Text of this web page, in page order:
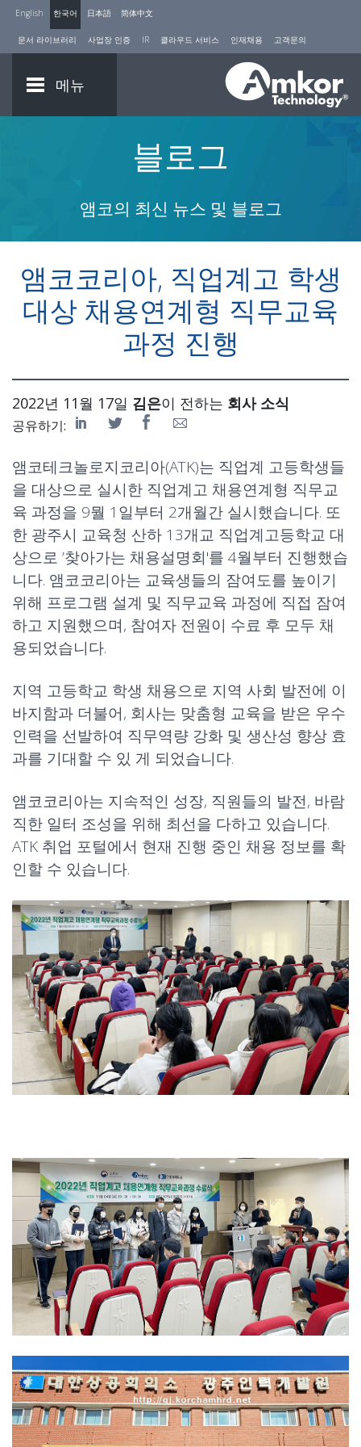
English 한국어 日本語 简体中文
문서 라이브러리 사업장 인증 IR 클라우드 서비스 인재채용 고객문의
메뉴
블로그
앰코의 최신 뉴스 및 블로그
앰코코리아, 직업계고 학생
대상 채용연계형 직무교육
과정 진행
2022년 11월 17일 김은이 전하는 회사 소식
공유하기:
앰코테크놀로지코리아(ATK)는 직업계 고등학생들
을 대상으로 실시한 직업계고 채용연계형 직무교
육 과정을 9뭘 1일부터 2개월간 실시했습니다. 또
한 광주시 교육청 산하 13개교 직업계고등학교 대
상으로 ’찾아가는 채용설명회'를 4월부터 진행했습
니다. 앰코코리아는 교육생들의 잠여도를 높이기
위해 프로그램 설계 및 직무교육 과정에 직접 잠여
하고 지원했으며, 참여자 전원이 수료 후 모두 채
용되었습니다.
지역 고등학교 학생 채용으로 지역 사회 발전에 이
바지함과 더불어, 회사는 맞춤형 교육을 받은 우수
인력을 선발하여 직무역량 강화 및 생산성 향상 효
과를 기대할 수 있 게 되었습니다.
앰코코리아는 지속적인 성장, 직원들의 발전, 바람
직한 일터 조성을 위해 최선을 다하고 있습니다.
ATK 취업 포털에서 현재 진행 중인 채용 정보를 확
인할 수 있습니다.